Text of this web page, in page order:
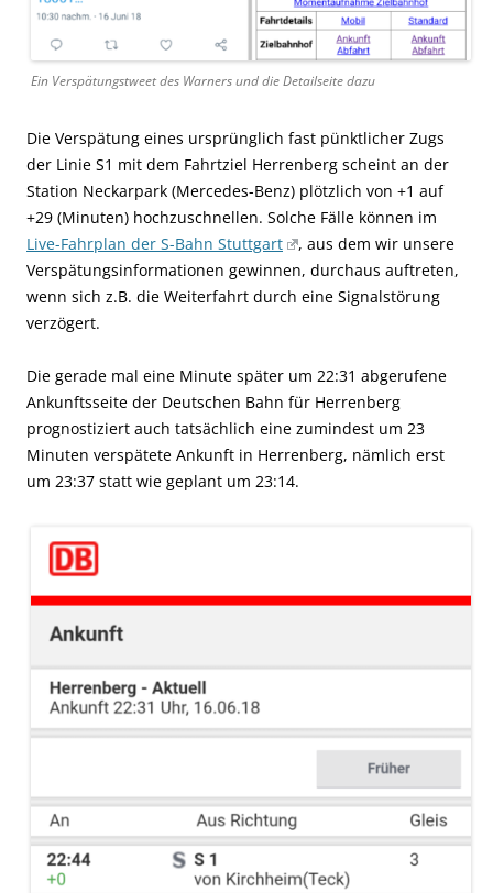
Ein Verspätungstweet des Warners und die Detailseite dazu
Die Verspätung eines ursprünglich fast pünktlicher Zugs
der Linie S1 mit dem Fahrtziel Herrenberg scheint an der
Station Neckarpark (Mercedes-Benz) plötzlich von +1 auf
+29 (Minuten) hochzuschnellen. Solche Fälle können im
Live-Fahrplan der S-Bahn Stuttgart
, aus dem wir unsere
Verspätungsinformationen gewinnen, durchaus auftreten,
wenn sich z.B. die Weiterfahrt durch eine Signalstörung
verzögert.
Die gerade mal eine Minute später um 22:31 abgerufene
Ankunftsseite der Deutschen Bahn für Herrenberg
prognostiziert auch tatsächlich eine zumindest um 23
Minuten verspätete Ankunft in Herrenberg, nämlich erst
um 23:37 statt wie geplant um 23:14.